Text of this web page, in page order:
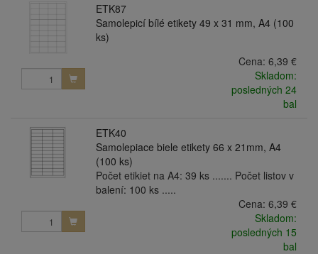
ETK87
Samolepicí bílé etikety 49 x 31 mm, A4 (100
ks)
Cena: 6,39 €
Skladom:
posledných 24
bal
ETK40
Samolepiace biele etikety 66 x 21mm, A4
(100 ks)
Počet etikiet na A4: 39 ks ....... Počet listov v
balení: 100 ks .....
Cena: 6,39 €
Skladom:
posledných 15
bal